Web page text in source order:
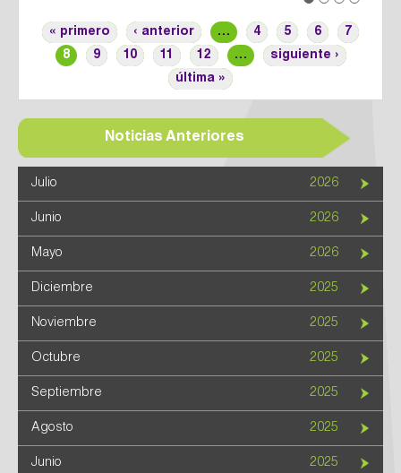
Next
« primero
‹ anterior … 4 5 6
7
8
9 10 11 12 …
siguiente ›
última »
Noticias Anteriores
Julio 2026
Junio 2026
Mayo 2026
Diciembre 2025
Noviembre 2025
Octubre 2025
Septiembre 2025
Agosto 2025
Junio 2025